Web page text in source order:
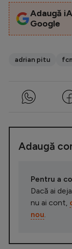
Adaugă
Google
adrian pitu
Adaugă
Pentru a
Dacă ai
nu ai cont,
nou